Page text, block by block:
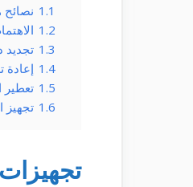
1.1 نصائح
1.2
1.3 تجديد
1.4 إعادة
1.5 تعطير
1.6 تجهيز